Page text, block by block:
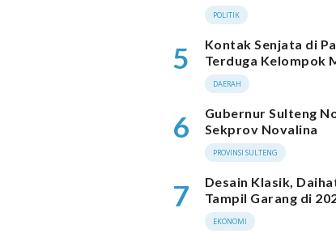
POLITIK
5
Kontak Senjata di
Terduga Kelompok
DAERAH
6
Gubernur Sulteng
Sekprov Novalina
PROVINSI SULTENG
7
Desain Klasik,
Tampil Garang di
EKONOMI